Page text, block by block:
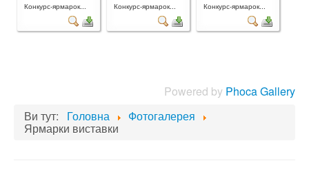
Конкурс-ярмарок... Конкурс-ярмарок... Конкурс-ярмарок...
Powered by Phoca Gallery
Ви тут:
Головна Фотогалерея
Ярмарки виставки